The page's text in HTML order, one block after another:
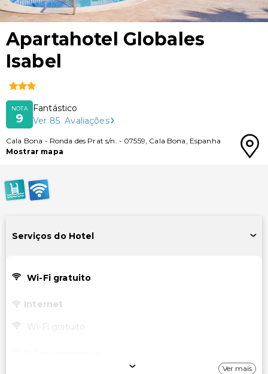
Apartahotel Globales
Isabel
NOTA
9
Fantástico
Ver 85 Avaliações
Cala Bona - Ronda des Prat s/n. - 07559, Cala Bona, Espanha
Mostrar mapa
Serviços do Hotel
Wi-Fi gratuito
Internet
Wi-Fi gratuito
Ver mais